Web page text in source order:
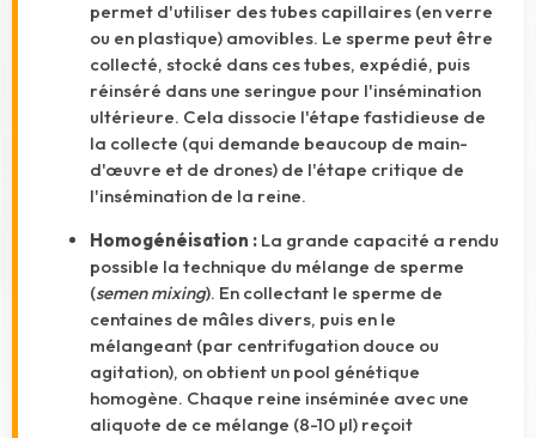
permet d'utiliser des tubes capillaires (en verre
ou en plastique) amovibles. Le sperme peut être
collecté, stocké dans ces tubes, expédié, puis
réinséré dans une seringue pour l'insémination
ultérieure. Cela dissocie l'étape fastidieuse de
la collecte (qui demande beaucoup de main-
d'œuvre et de drones) de l'étape critique de
l'insémination de la reine.
Homogénéisation : La grande capacité a rendu
possible la technique du mélange de sperme
(semen mixing). En collectant le sperme de
centaines de mâles divers, puis en le
mélangeant (par centrifugation douce ou
agitation), on obtient un pool génétique
homogène. Chaque reine inséminée avec une
aliquote de ce mélange (8-10 µl) reçoit